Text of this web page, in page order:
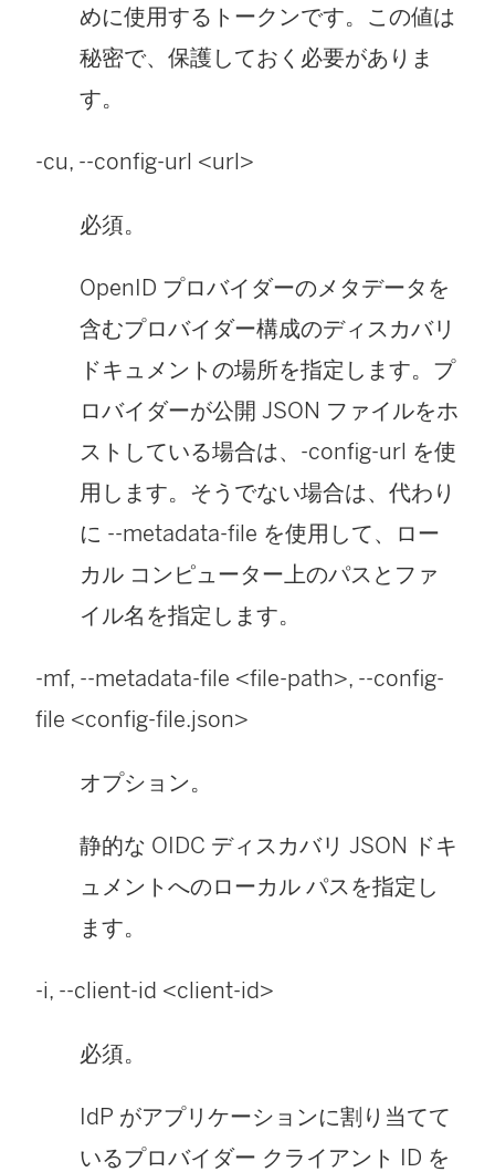
めに使用するトークンです。この値は
秘密で、保護しておく必要がありま
す。
-cu, --config-url <url>
必須。
OpenID プロバイダーのメタデータを
含むプロバイダー構成のディスカバリ
ドキュメントの場所を指定します。プ
ロバイダーが公開 JSON ファイルをホ
ストしている場合は、-config-url を使
用します。そうでない場合は、代わり
に --metadata-file を使用して、ロー
カル コンピューター上のパスとファ
イル名を指定します。
-mf, --metadata-file <file-path>, --config-
file <config-file.json>
オプション。
静的な OIDC ディスカバリ JSON ドキ
ュメントへのローカル パスを指定し
ます。
-i, --client-id <client-id>
必須。
IdP がアプリケーションに割り当てて
いるプロバイダー クライアント ID を